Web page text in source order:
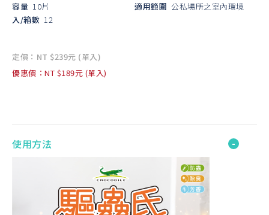
容量 10片
入/箱數 12
適用範圍 公私場所之室內環境
定價：NT $239元 (單入)
優惠價：NT $189元 (單入)
使用方法